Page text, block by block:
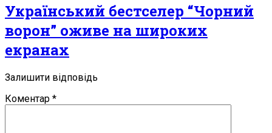
Український бестселер “Чорний
ворон” оживе на широких
екранах
Залишити відповідь
Коментар *